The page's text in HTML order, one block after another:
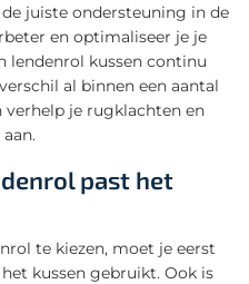
juiste ondersteuning in de
en optimaliseer je je
lendenrol kussen continu
al binnen een aantal
je rugklachten en
past het
te kiezen, moet je eerst
kussen gebruikt. Ook is